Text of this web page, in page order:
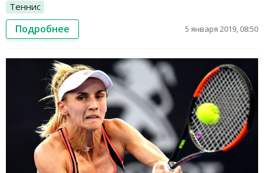
Теннис
Подробнее 5 января 2019, 08:50